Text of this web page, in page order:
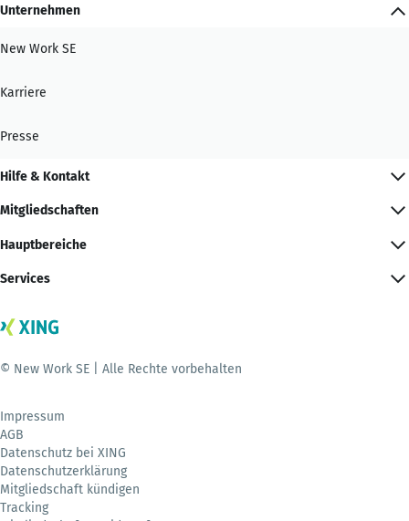
Unternehmen
New Work SE
Karriere
Presse
Hilfe & Kontakt
Mitgliedschaften
Hauptbereiche
Services
© New Work SE | Alle Rechte vorbehalten
Impressum
AGB
Datenschutz bei XING
Datenschutzerklärung
Mitgliedschaft kündigen
Tracking